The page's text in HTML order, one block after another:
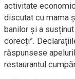
activitate
discutat cu mama
banilor și a
corecți”.
răspunsese
restaurantul